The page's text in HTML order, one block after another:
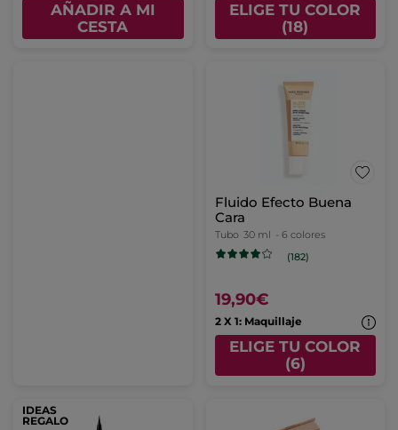
AÑADIR A MI
CESTA
ELIGE TU COLOR
(18)
Fluido Efecto Buena
Cara
Tubo 30 ml - 6 colores
(182)
19,90€
2 X 1: Maquillaje
ELIGE TU COLOR
(6)
IDEAS
REGALO